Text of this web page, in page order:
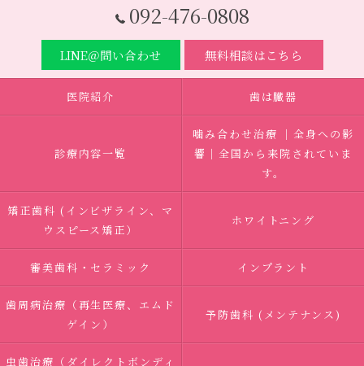
092-476-0808
LINE＠問い合わせ 無料相談はこちら
医院紹介 歯は臓器
診療内容一覧
噛み合わせ治療 ｜全身への影
響｜全国から来院されていま
す。
矯正歯科 (インビザライン、マ
ウスピース矯正）
ホワイトニング
審美歯科・セラミック インプラント
歯周病治療（再生医療、エムド
ゲイン）
予防歯科 (メンテナンス)
虫歯治療（ダイレクトボンディ